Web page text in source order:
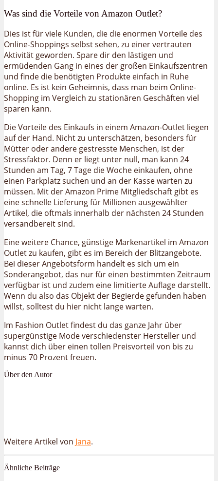
Was sind die Vorteile von Amazon Outlet?
Dies ist für viele Kunden, die die enormen Vorteile des
Online-Shoppings selbst sehen, zu einer vertrauten
Aktivität geworden. Spare dir den lästigen und
ermüdenden Gang in eines der großen Einkaufszentren
und finde die benötigten Produkte einfach in Ruhe
online. Es ist kein Geheimnis, dass man beim Online-
Shopping im Vergleich zu stationären Geschäften viel
sparen kann.
Die Vorteile des Einkaufs in einem Amazon-Outlet liegen
auf der Hand. Nicht zu unterschätzen, besonders für
Mütter oder andere gestresste Menschen, ist der
Stressfaktor. Denn er liegt unter null, man kann 24
Stunden am Tag, 7 Tage die Woche einkaufen, ohne
einen Parkplatz suchen und an der Kasse warten zu
müssen. Mit der Amazon Prime Mitgliedschaft gibt es
eine schnelle Lieferung für Millionen ausgewählter
Artikel, die oftmals innerhalb der nächsten 24 Stunden
versandbereit sind.
Eine weitere Chance, günstige Markenartikel im Amazon
Outlet zu kaufen, gibt es im Bereich der Blitzangebote.
Bei dieser Angebotsform handelt es sich um ein
Sonderangebot, das nur für einen bestimmten Zeitraum
verfügbar ist und zudem eine limitierte Auflage darstellt.
Wenn du also das Objekt der Begierde gefunden haben
willst, solltest du hier nicht lange warten.
Im Fashion Outlet findest du das ganze Jahr über
supergünstige Mode verschiedenster Hersteller und
kannst dich über einen tollen Preisvorteil von bis zu
minus 70 Prozent freuen.
Über den Autor
Weitere Artikel von Jana.
Ähnliche Beiträge